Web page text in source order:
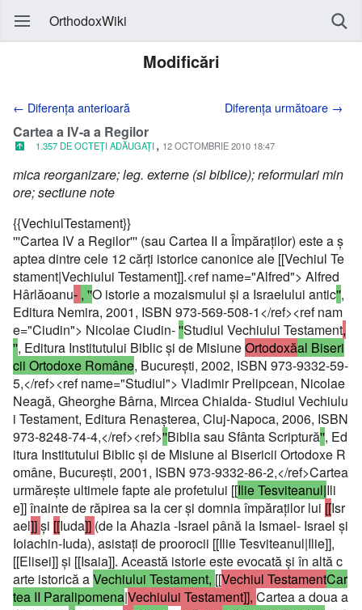
OrthodoxWiki
Modificări
← Diferența anterioară Diferența următoare →
Cartea a IV-a a Regilor
1.357 DE OCTEȚI ADĂUGAȚI, 12 OCTOMBRIE 2010 18:47
mica reorganizare; leg. externe (si biblice); reformulari min
ore; sectiune note
{{VechiulTestament}}
'''Cartea IV a Regilor''' (sau Cartea II a Împăraţilor) este a ş
aptea dintre cele 12 cărţi istorice canonice ale [[Vechiul Te
stament|Vechiului Testament]].<ref name="Alfred"> Alfred
Hârlăoanu- , ''O istorie a mozaismului şi a Israelului antic'',
Editura Nemira, 2001, ISBN 973-569-508-1</ref><ref nam
e="Ciudin"> Nicolae Ciudin-''Studiul Vechiului Testament,
'', Editura Institutului Biblic şi de MisiuneOrtodoxăal Biseri
cii Ortodoxe Române, Bucureşti, 2002, ISBN 973-9332-59-
5,</ref><ref name="Studiul"> Vladimir Prelipcean, Nicolae
Neagă, Gheorghe Bârna, Mircea Chialda- Studiul Vechiulu
i Testament, Editura Renaşterea, Cluj-Napoca, 2006, ISBN
973-8248-74-4,</ref><ref>''Biblia sau Sfânta Scriptură'', Ed
itura Institutului Biblic şi de Misiune al Bisericii Ortodoxe R
omâne, Bucureşti, 2001, ISBN 973-9332-86-2,</ref>Cartea
urmăreşte ultimele fapte ale profetului [[Ilie Tesviteanul|Ili
e]] înainte de răpirea sa la cer şi domnia împăraţilor lui [[Isr
ael]]şi [[Iuda]] (de la Ahazia -Israel până la Ismael- Israel şi
Ioiachin-Iuda), asistaţi de proorocii [[Ilie Tesviteanul|Ilie]],
[[Elisei]] şi [[Isaia]]. Această istorie este evocată şi în altă c
arte istorică aVechiului Testament, [[Vechiul TestamentCar
tea II Paralipomena|Vechiului Testament]], Cartea a doua a